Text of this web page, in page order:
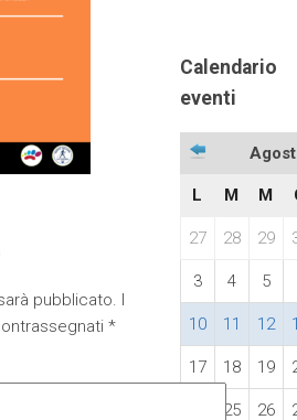
pubblicato. I
*
Calendario
eventi
L M M
27 28 29
3 4 5
10 11 12
17 18 19
25 26